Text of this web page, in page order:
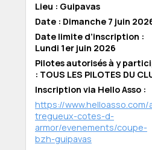
Lieu : Guipavas
Date : Dimanche 7 juin
Date limite d’inscription :
Lundi 1er juin 2026
Pilotes autorisés à y
: TOUS LES PILOTES DU
Inscription via Hello Asso :
https://www.helloasso.com/
tregueux-cotes-d-
armor/evenements/coupe-
bzh-guipavas